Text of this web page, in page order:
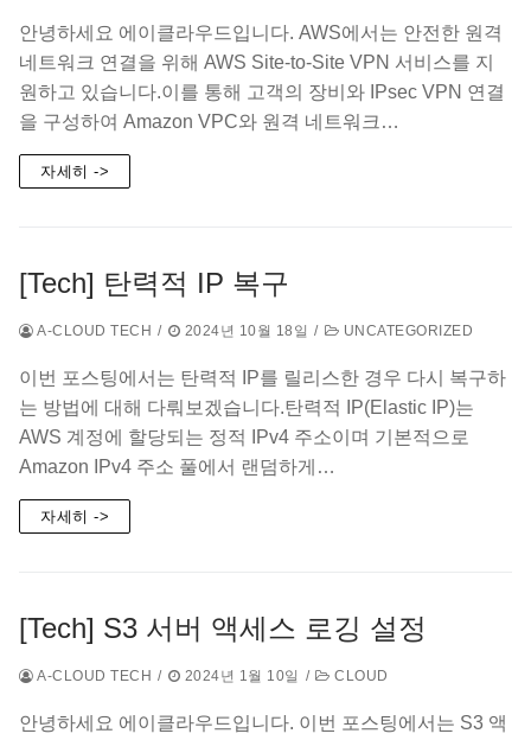
안녕하세요 에이클라우드입니다. AWS에서는 안전한 원격
네트워크 연결을 위해 AWS Site-to-Site VPN 서비스를 지
원하고 있습니다.이를 통해 고객의 장비와 IPsec VPN 연결
을 구성하여 Amazon VPC와 원격 네트워크…
자세히 ->
[Tech] 탄력적 IP 복구
A-CLOUD TECH / 2024년 10월 18일 / UNCATEGORIZED
이번 포스팅에서는 탄력적 IP를 릴리스한 경우 다시 복구하
는 방법에 대해 다뤄보겠습니다.탄력적 IP(Elastic IP)는
AWS 계정에 할당되는 정적 IPv4 주소이며 기본적으로
Amazon IPv4 주소 풀에서 랜덤하게…
자세히 ->
[Tech] S3 서버 액세스 로깅 설정
A-CLOUD TECH / 2024년 1월 10일 / CLOUD
안녕하세요 에이클라우드입니다. 이번 포스팅에서는 S3 액